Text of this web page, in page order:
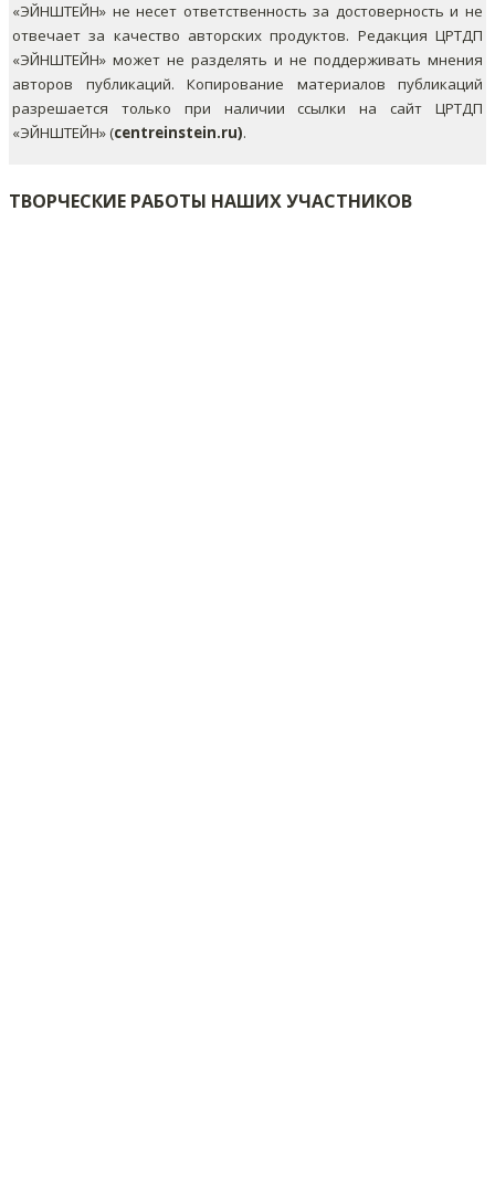
«ЭЙНШТЕЙН» не несет ответственность за достоверность и не
отвечает за качество авторских продуктов. Редакция ЦРТДП
«ЭЙНШТЕЙН» может не разделять и не поддерживать мнения
авторов публикаций. Копирование материалов публикаций
разрешается только при наличии ссылки на сайт ЦРТДП
«ЭЙНШТЕЙН» (centreinstein.ru).
ТВОРЧЕСКИЕ РАБОТЫ НАШИХ УЧАСТНИКОВ